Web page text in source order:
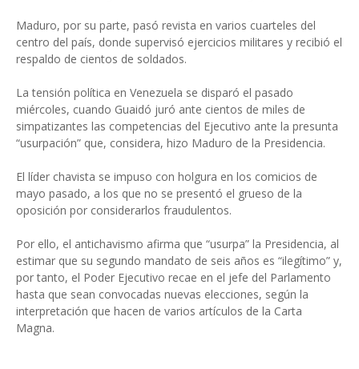
Maduro, por su parte, pasó revista en varios cuarteles del
centro del país, donde supervisó ejercicios militares y recibió el
respaldo de cientos de soldados.
La tensión política en Venezuela se disparó el pasado
miércoles, cuando Guaidó juró ante cientos de miles de
simpatizantes las competencias del Ejecutivo ante la presunta
“usurpación” que, considera, hizo Maduro de la Presidencia.
El líder chavista se impuso con holgura en los comicios de
mayo pasado, a los que no se presentó el grueso de la
oposición por considerarlos fraudulentos.
Por ello, el antichavismo afirma que “usurpa” la Presidencia, al
estimar que su segundo mandato de seis años es “ilegítimo” y,
por tanto, el Poder Ejecutivo recae en el jefe del Parlamento
hasta que sean convocadas nuevas elecciones, según la
interpretación que hacen de varios artículos de la Carta
Magna.